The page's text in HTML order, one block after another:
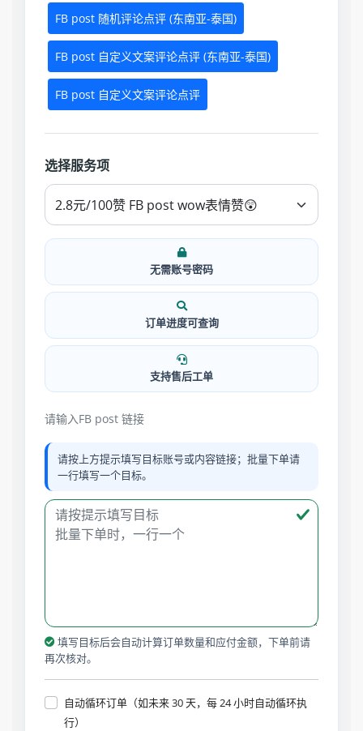
FB post 随机评论点评 (东南亚-泰国)
FB post 自定义文案评论点评 (东南亚-泰国)
FB post 自定义文案评论点评
选择服务项
无需账号密码
订单进度可查询
支持售后工单
请输入FB post 链接
请按上方提示填写目标账号或内容链接；批量下单请
一行填写一个目标。
填写目标后会自动计算订单数量和应付金额，下单前请
再次核对。
自动循环订单（如未来 30 天，每 24 小时自动循环执
行）